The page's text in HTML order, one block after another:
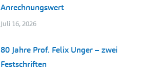
Anrechnungswert
Juli 16, 2026
80 Jahre Prof. Felix Unger – zwei
Festschriften